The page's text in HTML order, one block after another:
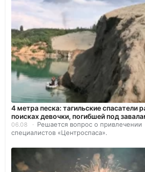
4 метра песка: тагильские спасатели
поисках девочки, погибшей под
06.08
Решается вопрос о привлечении
специалистов «Центроспаса».